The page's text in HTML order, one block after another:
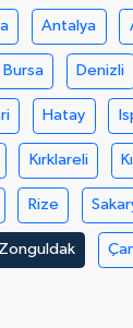
Antalya
Bursa Denizli
Hatay
Kırklareli
Rize
Zonguldak